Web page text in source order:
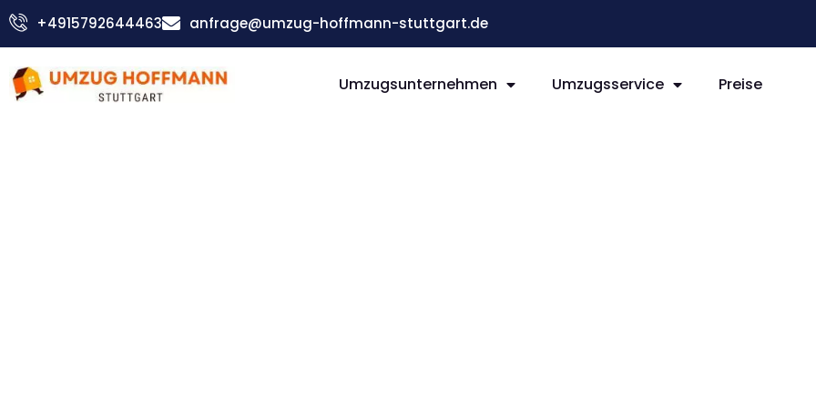
Zum
Inhalt
+4915792644463 anfrage@umzug-hoffmann-stuttgart.de
Umzugsunternehmen Umzugsservice Preise